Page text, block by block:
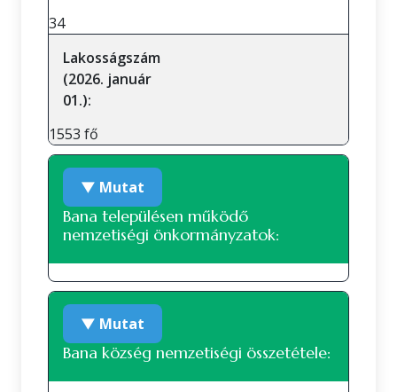
34
Lakosságszám
(2026. január
01.):
1553 fő
▼ Mutat
Bana településen működő
nemzetiségi önkormányzatok:
Roma nemzetiségi önkormányzat
▼ Mutat
Bana község nemzetiségi összetétele: